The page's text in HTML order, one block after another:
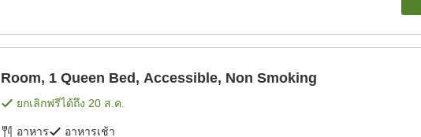
Room, 1 Queen Bed, Accessible, Non Smoking
ยกเลิกฟรีได้ถึง 20 ส.ค.
อาหาร อาหารเช้า